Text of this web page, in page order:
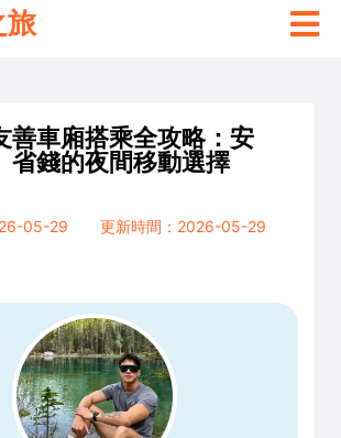
旅
善車廂搭乘全攻略：安
省錢的夜間移動選擇
05-29
更新時間：2026-05-29